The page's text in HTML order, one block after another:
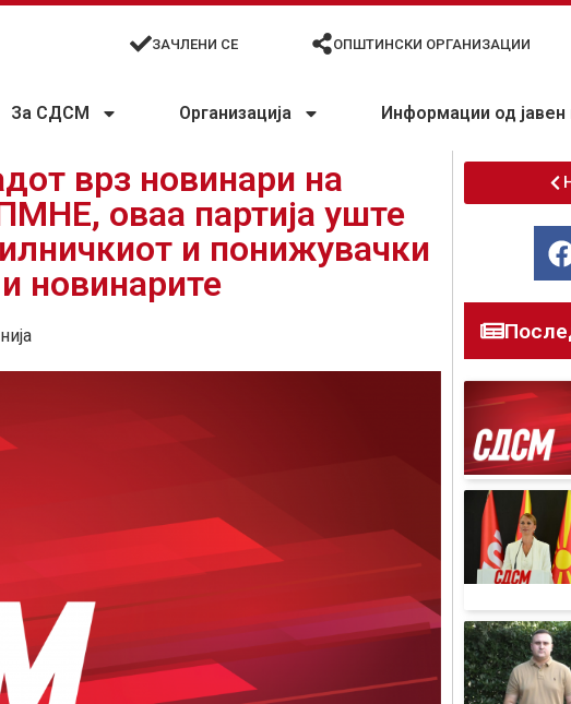
ЗАЧЛЕНИ СЕ ОПШТИНСКИ ОРГАНИЗАЦИИ
За СДСМ Организација Информации од јавен
врз новинари на
оваа партија уште
и понижувачки
новинарите